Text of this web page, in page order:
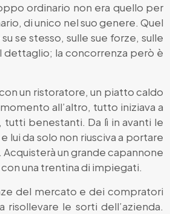
ordinario non era quello per
di unico nel suo genere. Quel
se stesso, sulle sue forze, sulle
dettaglio; la concorrenza però è
un ristoratore, un piatto caldo
all’altro, tutto iniziava a
tutti benestanti. Da lì in avanti le
da solo non riusciva a portare
un grande capannone
una trentina di impiegati.
del mercato e dei compratori
le sorti dell’azienda.